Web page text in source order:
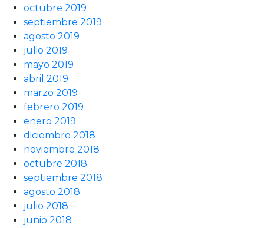
octubre 2019
septiembre 2019
agosto 2019
julio 2019
mayo 2019
abril 2019
marzo 2019
febrero 2019
enero 2019
diciembre 2018
noviembre 2018
octubre 2018
septiembre 2018
agosto 2018
julio 2018
junio 2018